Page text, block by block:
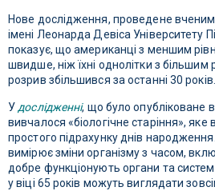
Нове дослідження, проведене
імені Леонарда Девіса Університету
показує, що американці з меншим
швидше, ніж їхні однолітки з більшим
розрив збільшився за останні 30 років.
Удослідженні, що було опубліковане
вивчалося «біологічне старіння», яке
простого підрахунку днів народження.
вимірює зміни організму з часом,
добре функціонують органи та
у віці 65 років можуть виглядати